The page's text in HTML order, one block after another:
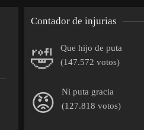
Contador de injurias
🤣
Que hijo de puta
(147.572 votos)
😡
Ni puta gracia
(127.818 votos)